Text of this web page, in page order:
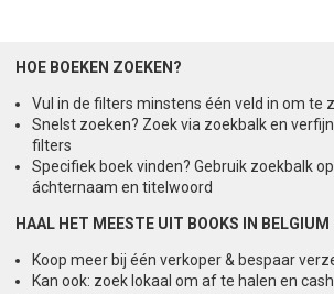
HOE BOEKEN ZOEKEN?
Vul in de filters minstens één veld in om te
Snelst zoeken? Zoek via zoekbalk en
filters
Specifiek boek vinden? Gebruik zoekbalk op
áchternaam en titelwoord
HAAL HET MEESTE UIT BOOKS IN BELGIUM
Koop meer bij één verkoper & bespaar
Kan ook: zoek lokaal om af te halen en